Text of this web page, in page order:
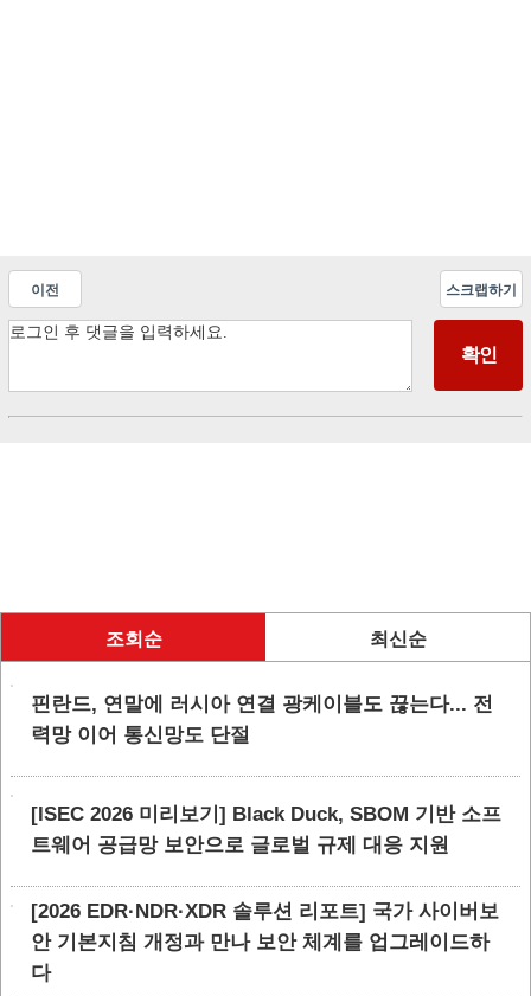
이전 스크랩하기
조회순 최신순
핀란드, 연말에 러시아 연결 광케이블도 끊는다... 전
력망 이어 통신망도 단절
[ISEC 2026 미리보기] Black Duck, SBOM 기반 소프
트웨어 공급망 보안으로 글로벌 규제 대응 지원
[2026 EDR·NDR·XDR 솔루션 리포트] 국가 사이버보
안 기본지침 개정과 만나 보안 체계를 업그레이드하
다